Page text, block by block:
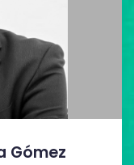
Gómez